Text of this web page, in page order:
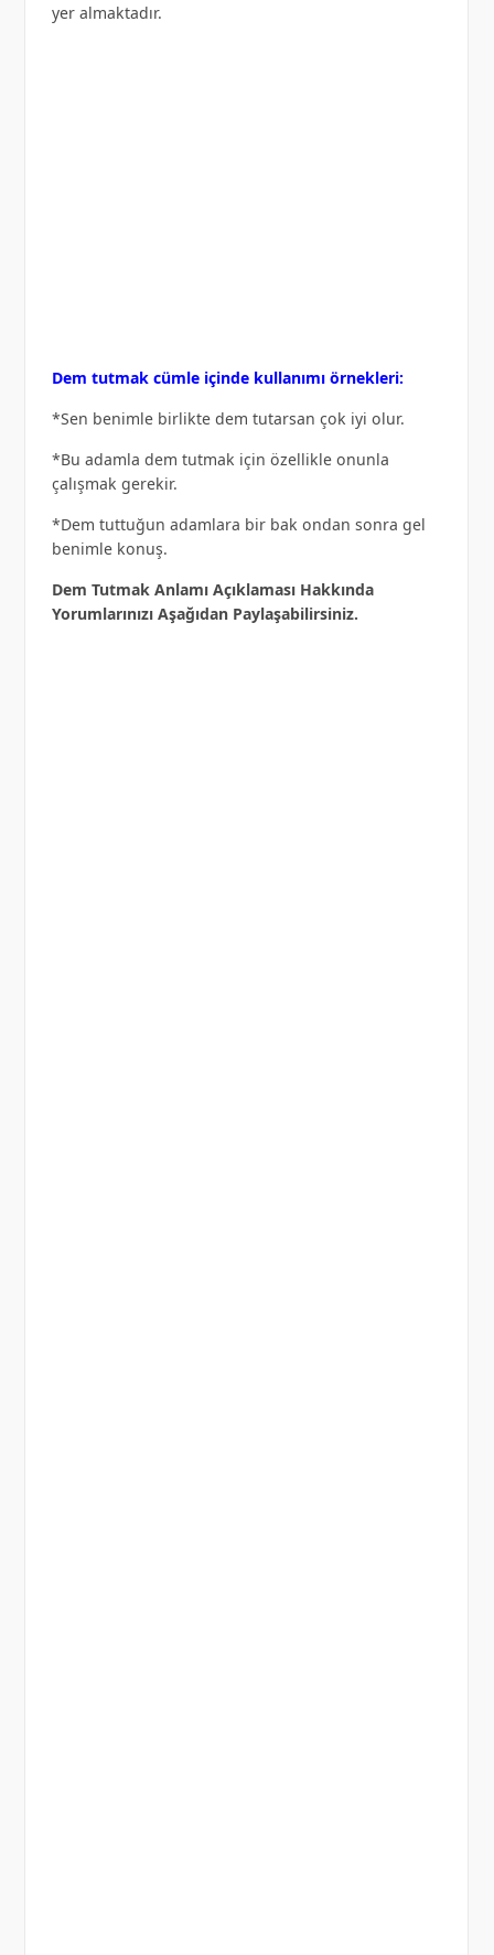
yer almaktadır.
Dem tutmak cümle içinde kullanımı örnekleri:
*Sen benimle birlikte dem tutarsan çok iyi olur.
*Bu adamla dem tutmak için özellikle onunla
çalışmak gerekir.
*Dem tuttuğun adamlara bir bak ondan sonra gel
benimle konuş.
Dem Tutmak Anlamı Açıklaması Hakkında
Yorumlarınızı Aşağıdan Paylaşabilirsiniz.